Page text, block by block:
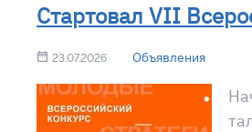
Стартовал VII
23.07.2026 Объявления